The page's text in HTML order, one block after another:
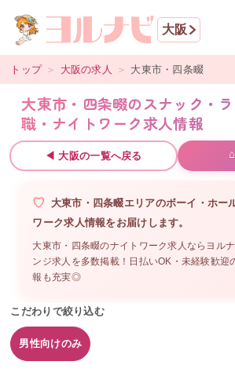
大阪
トップ ＞ 大阪の求人 ＞ 大東市・四条畷
大東市・四条畷のスナック・
職・ナイトワーク求人情報
◀大阪の一覧へ戻る
大東市・四条畷エリアのボーイ・ホー
ワーク求人情報をお届けします。
大東市・四条畷のナイトワーク求人ならヨル
ンジ求人を多数掲載！日払いOK・未経験歓迎
報も充実◎
こだわりで絞り込む
男性向けのみ